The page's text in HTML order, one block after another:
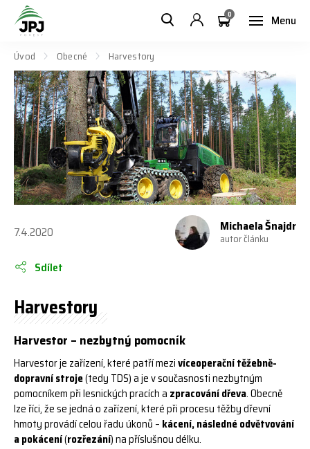
Menu
0
Úvod Obecné Harvestory
7.4.2020
Sdílet
Michaela Šnajdr
autor článku
Harvestory
Harvestor – nezbytný pomocník
Harvestor je zařízení, které patří mezivíceoperační těžebně-
dopravní stroje(tedy TDS) a jev současnosti nezbytným
pomocníkem při lesnických pracích a zpracování dřeva. Obecně
lze říci,že se jedná o zařízení, které při procesu těžby dřevní
hmoty provádí celou řadu úkonů – kácení,následné odvětvování
a pokácení(rozřezání) na příslušnou délku.